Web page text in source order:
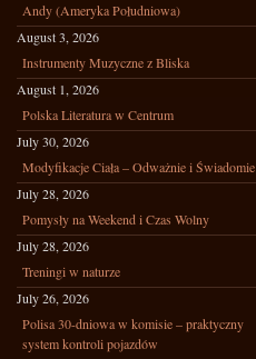
Andy (Ameryka Południowa)
August 3, 2026
Instrumenty Muzyczne z Bliska
August 1, 2026
Polska Literatura w Centrum
July 30, 2026
Modyfikacje Ciała – Odważnie i Świadomie
July 28, 2026
Pomysły na Weekend i Czas Wolny
July 28, 2026
Treningi w naturze
July 26, 2026
Polisa 30-dniowa w komisie – praktyczny
system kontroli pojazdów